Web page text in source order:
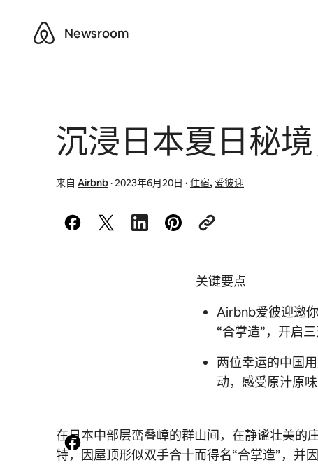
AirbnbNewsroom
沉浸日本夏日秘
来自 Airbnb·2023年6月20日 · 住宿, 爱彼迎
关键要点
Airbnb爱彼迎邀
“合掌造”，开启
两位幸运的中国
动，感受原汁原
在日本中部层峦叠嶂的群山间，在静谧壮美
特，因屋顶形似双手合十而得名“合掌造”，并